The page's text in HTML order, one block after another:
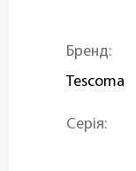
Бренд:
Tescoma
Серія: